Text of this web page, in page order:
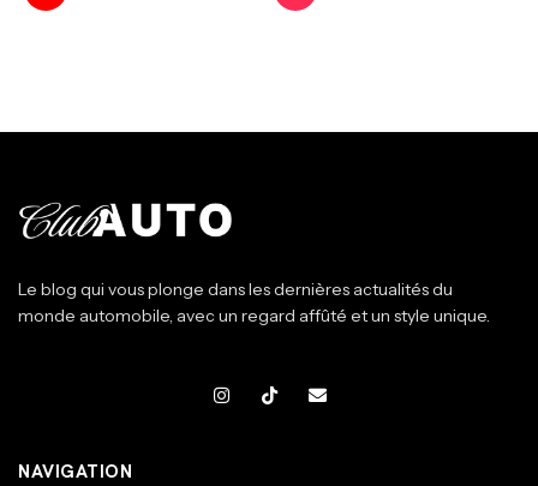
Le blog qui vous plonge dans les dernières actualités du
monde automobile, avec un regard affûté et un style unique.
NAVIGATION